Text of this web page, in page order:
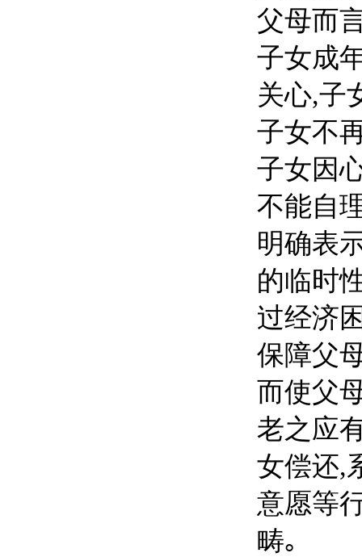
父母而
子女成
关心,子
子女不
子女因
不能自
明确表
的临时
过经济
保障父
而使父
老之应
女偿还,
意愿等
畴｡